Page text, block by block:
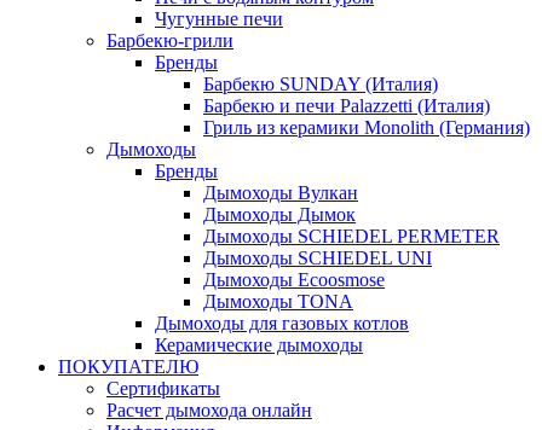
Чугунные печи
Барбекю-грили
Бренды
Барбекю SUNDAY (Италия)
Барбекю и печи Palazzetti (Италия)
Гриль из керамики Monolith (Германия)
Дымоходы
Бренды
Дымоходы Вулкан
Дымоходы Дымок
Дымоходы SCHIEDEL PERMETER
Дымоходы SCHIEDEL UNI
Дымоходы Ecoosmose
Дымоходы TONA
Дымоходы для газовых котлов
Керамические дымоходы
ПОКУПАТЕЛЮ
Сертификаты
Расчет дымохода онлайн